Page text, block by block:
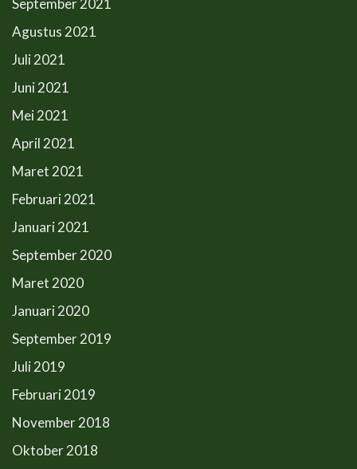
September 2021
Agustus 2021
Juli 2021
Juni 2021
Mei 2021
April 2021
Maret 2021
Februari 2021
Januari 2021
September 2020
Maret 2020
Januari 2020
September 2019
Juli 2019
Februari 2019
November 2018
Oktober 2018